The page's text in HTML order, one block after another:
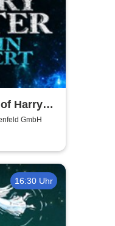
Harry
GmbH
16:30 Uhr